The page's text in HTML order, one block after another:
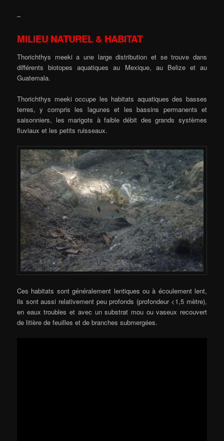
–
MILIEU NATUREL & HABITAT
Thorichthys meeki a une large distribution et se trouve dans
différents biotopes aquatiques au Mexique, au Belize et au
Guatemala.
Thorichthys meeki occupe les habitats aquatiques des basses
terres, y compris les lagunes et les bassins permanents et
saisonniers, les marigots à faible débit des grands systèmes
fluviaux et les petits ruisseaux.
Ces habitats sont généralement lentiques ou à écoulement lent,
ils sont aussi relativement peu profonds (profondeur <1,5 mètre),
en eaux troubles et avec un substrat mou ou vaseux recouvert
de litière de feuilles et de branches submergées.